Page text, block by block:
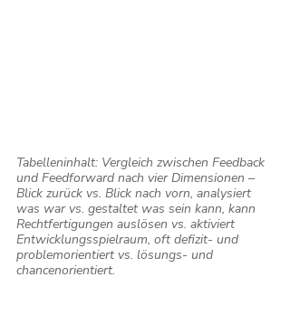
Tabelleninhalt: Vergleich zwischen Feedback
und Feedforward nach vier Dimensionen –
Blick zurück vs. Blick nach vorn, analysiert
was war vs. gestaltet was sein kann, kann
Rechtfertigungen auslösen vs. aktiviert
Entwicklungsspielraum, oft defizit- und
problemorientiert vs. lösungs- und
chancenorientiert.